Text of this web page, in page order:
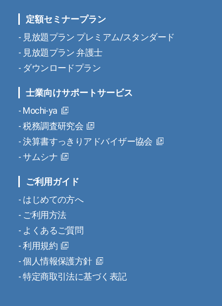
定額セミナープラン
見放題プラン プレミアム/スタンダード
見放題プラン 弁護士
ダウンロードプラン
士業向けサポートサービス
Mochi-ya
税務調査研究会
決算書すっきりアドバイザー協会
サムシナ
ご利用ガイド
はじめての方へ
ご利用方法
よくあるご質問
利用規約
個人情報保護方針
特定商取引法に基づく表記